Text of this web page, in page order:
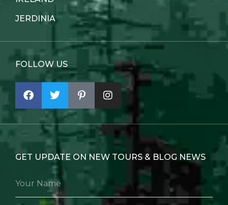
JERDINIA
FOLLOW US
GET UPDATE ON NEW TOURS & BLOG NEWS